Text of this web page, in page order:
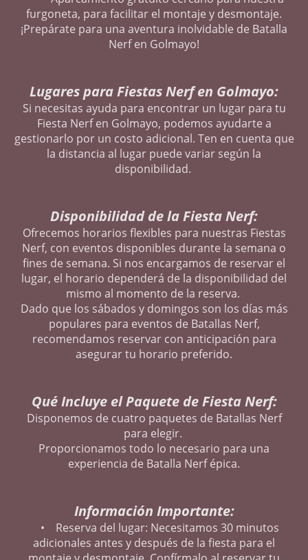
furgoneta, para facilitar el montaje y desmontaje.
¡Prepárate para una aventura inolvidable de Batalla
Nerf en Golmayo!
Lugares para Fiestas Nerf en Golmayo:
Si necesitas ayuda para encontrar un lugar para tu
Fiesta Nerf en Golmayo, podemos ayudarte a
gestionarlo por un costo adicional. Ten en cuenta que
la distancia al lugar puede variar según la
disponibilidad.
Disponibilidad de la Fiesta Nerf:
Ofrecemos horarios flexibles para nuestras Fiestas
Nerf, con eventos disponibles durante la semana o
fines de semana. Si nos encargamos de reservar el
lugar, el horario dependerá de la disponibilidad del
mismo al momento de la reserva.
Dado que los sábados y domingos son los días más
populares para eventos de Batallas Nerf,
recomendamos reservar con anticipación para
asegurar tu horario preferido.
Qué Incluye el Paquete de Fiesta Nerf:
Disponemos de cuatro paquetes de Batallas Nerf
para elegir.
Proporcionamos todo lo necesario para una
experiencia de Batalla Nerf épica.
Información Importante:
• Reserva del lugar: Necesitamos 30 minutos
adicionales antes y después de la fiesta para el